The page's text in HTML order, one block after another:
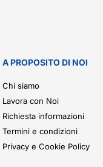
A PROPOSITO DI NOI
Chi siamo
Lavora con Noi
Richiesta informazioni
Termini e condizioni
Privacy e Cookie Policy